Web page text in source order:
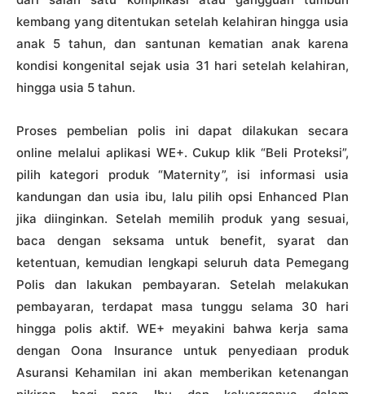
kembang yang ditentukan setelah kelahiran hingga usia
anak 5 tahun, dan santunan kematian anak karena
kondisi kongenital sejak usia 31 hari setelah kelahiran,
hingga usia 5 tahun.
Proses pembelian polis ini dapat dilakukan secara
online melalui aplikasi WE+. Cukup klik “Beli Proteksi”,
pilih kategori produk “Maternity”, isi informasi usia
kandungan dan usia ibu, lalu pilih opsi Enhanced Plan
jika diinginkan. Setelah memilih produk yang sesuai,
baca dengan seksama untuk benefit, syarat dan
ketentuan, kemudian lengkapi seluruh data Pemegang
Polis dan lakukan pembayaran. Setelah melakukan
pembayaran, terdapat masa tunggu selama 30 hari
hingga polis aktif. WE+ meyakini bahwa kerja sama
dengan Oona Insurance untuk penyediaan produk
Asuransi Kehamilan ini akan memberikan ketenangan